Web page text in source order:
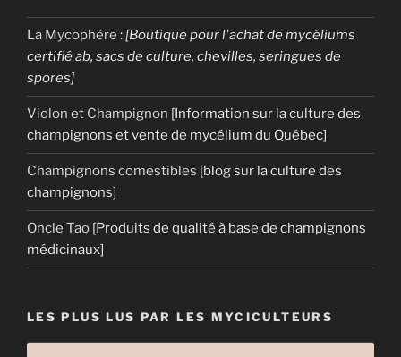
La Mycophère :[Boutique pour l'achat de mycéliums
certifié ab, sacs de culture, chevilles, seringues de
spores]
Violon et Champignon [Information sur la culture des
champignons et vente de mycélium du Québec]
Champignons comestibles [blog sur la culture des
champignons]
Oncle Tao [Produits de qualité à base de champignons
médicinaux]
LES PLUS LUS PAR LES MYCICULTEURS